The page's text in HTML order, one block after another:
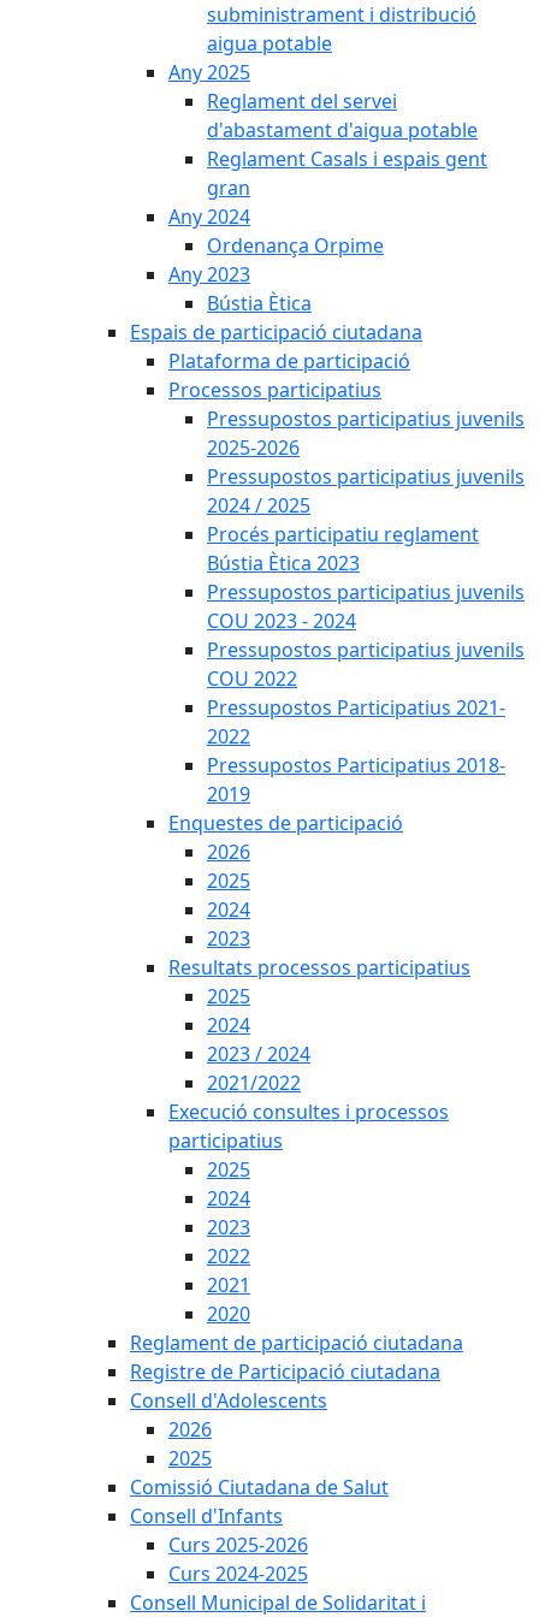
subministrament i distribució
aigua potable
Any 2025
Reglament del servei
d'abastament d'aigua potable
Reglament Casals i espais gent
gran
Any 2024
Ordenança Orpime
Any 2023
Bústia Ètica
Espais de participació ciutadana
Plataforma de participació
Processos participatius
Pressupostos participatius juvenils
2025-2026
Pressupostos participatius juvenils
2024 / 2025
Procés participatiu reglament
Bústia Ètica 2023
Pressupostos participatius juvenils
COU 2023 - 2024
Pressupostos participatius juvenils
COU 2022
Pressupostos Participatius 2021-
2022
Pressupostos Participatius 2018-
2019
Enquestes de participació
2026
2025
2024
2023
Resultats processos participatius
2025
2024
2023 / 2024
2021/2022
Execució consultes i processos
participatius
2025
2024
2023
2022
2021
2020
Reglament de participació ciutadana
Registre de Participació ciutadana
Consell d'Adolescents
2026
2025
Comissió Ciutadana de Salut
Consell d'Infants
Curs 2025-2026
Curs 2024-2025
Consell Municipal de Solidaritat i